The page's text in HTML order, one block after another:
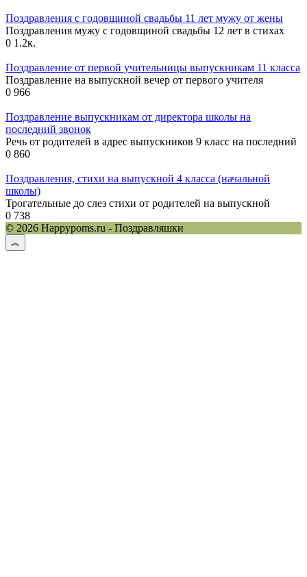
Поздравления с годовщиной свадьбы 11 лет мужу от жены
Поздравления мужу с годовщиной свадьбы 12 лет в стихах
0 1.2к.
Поздравление от первой учительницы выпускникам 11 класса
Поздравление на выпускной вечер от первого учителя
0 966
Поздравление выпускникам от директора школы на
последний звонок
Речь от родителей в адрес выпускников 9 класс на последний
0 860
Поздравления, стихи на выпускной 4 класса (начальной
школы)
Трогательные до слез стихи от родителей на выпускной
0 738
© 2026 Happypoms.ru - Поздравляшки